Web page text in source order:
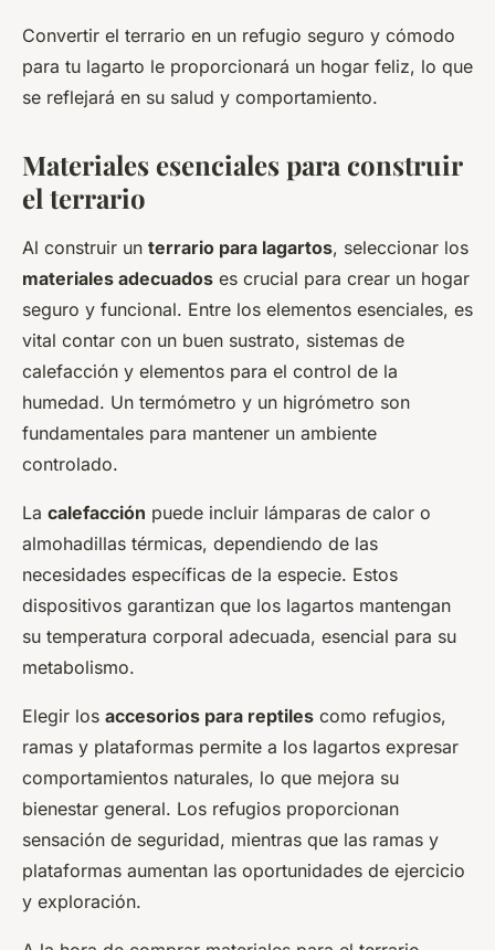
Convertir el terrario en un refugio seguro y cómodo
para tu lagarto le proporcionará un hogar feliz, lo que
se reflejará en su salud y comportamiento.
Materiales esenciales para construir
el terrario
Al construir un terrario para lagartos, seleccionar los
materiales adecuados es crucial para crear un hogar
seguro y funcional. Entre los elementos esenciales, es
vital contar con un buen sustrato, sistemas de
calefacción y elementos para el control de la
humedad. Un termómetro y un higrómetro son
fundamentales para mantener un ambiente
controlado.
La calefacción puede incluir lámparas de calor o
almohadillas térmicas, dependiendo de las
necesidades específicas de la especie. Estos
dispositivos garantizan que los lagartos mantengan
su temperatura corporal adecuada, esencial para su
metabolismo.
Elegir los accesorios para reptiles como refugios,
ramas y plataformas permite a los lagartos expresar
comportamientos naturales, lo que mejora su
bienestar general. Los refugios proporcionan
sensación de seguridad, mientras que las ramas y
plataformas aumentan las oportunidades de ejercicio
y exploración.